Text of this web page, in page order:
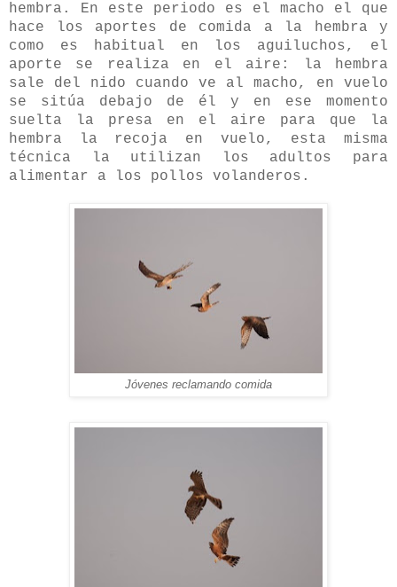
hembra. En este periodo es el macho el que
hace los aportes de comida a la hembra y
como es habitual en los aguiluchos, el
aporte se realiza en el aire: la hembra
sale del nido cuando ve al macho, en vuelo
se sitúa debajo de él y en ese momento
suelta la presa en el aire para que la
hembra la recoja en vuelo, esta misma
técnica la utilizan los adultos para
alimentar a los pollos volanderos.
Jóvenes reclamando comida